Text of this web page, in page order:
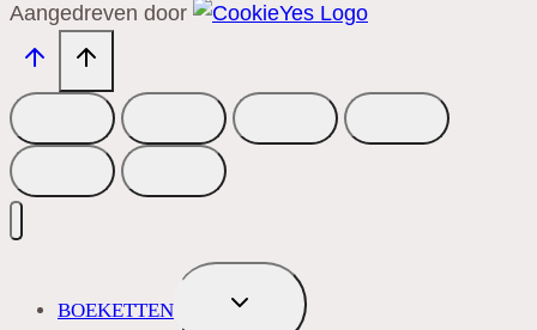
Aangedreven door
BOEKETTEN
TOGGLE
SUBMENU